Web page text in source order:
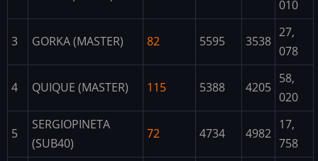
010
3 GORKA (MASTER) 82 5595 3538
27,
078
4 QUIQUE (MASTER) 115 5388 4205
58,
020
5
SERGIOPINETA
(SUB40)
72 4734 4982
17,
758